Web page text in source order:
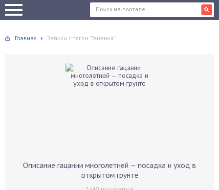
Главная Записи с тегом "Гацания"
Описание гацании многолетней — посадка и уход в
открытом грунте